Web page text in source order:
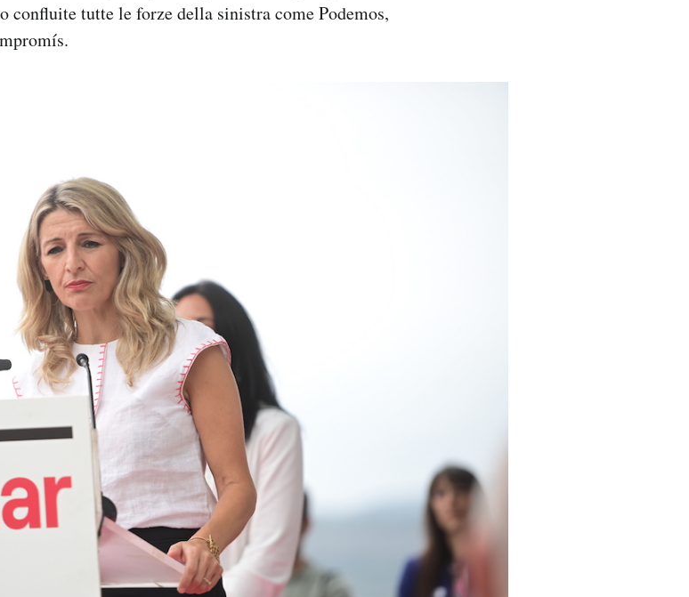
confluite tutte le forze della sinistra come Podemos,